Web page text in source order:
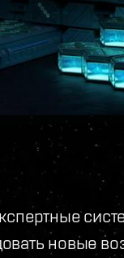
новые